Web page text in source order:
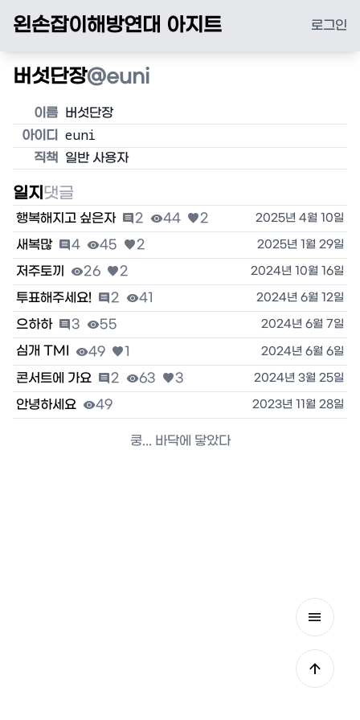
왼손잡이해방연대 아지트 로그인


버섯단장@euni
이름 버섯단장
아이디
euni
직책 일반 사용자
일지 댓글
행복해지고 싶은자 2 44 2 2025년 4월 10일
새복많 4 45 2 2025년 1월 29일
저주토끼 26 2 2024년 10월 16일
투표해주세요! 2 41 2024년 6월 12일
으하하 3 55 2024년 6월 7일
심개 TMI 49 1 2024년 6월 6일
콘서트에 가요 2 63 3 2024년 3월 25일
안녕하세요 49 2023년 11월 28일
쿵... 바닥에 닿았다